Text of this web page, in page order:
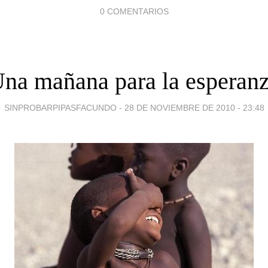
0 COMENTARIOS
mañana para la
SINPROBARPIPASFACUNDO - 28 DE NOVIEMBRE DE 2010 - 23:48